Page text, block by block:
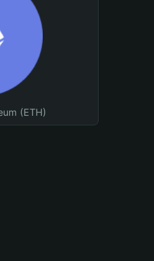
(ETH)